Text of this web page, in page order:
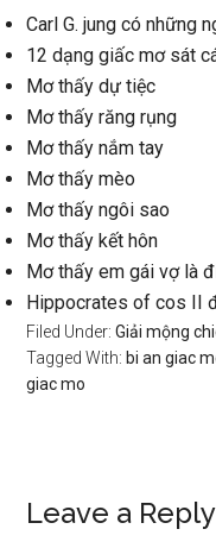
Carl G. jung có những
12 dạng giấc mơ sát
Mơ thấy dự tiệc
Mơ thấy răng rụng
Mơ thấy nắm tay
Mơ thấy mèo
Mơ thấy ngôi sao
Mơ thấy kết hôn
Mơ thấy em gái vợ là
Hippocrates of cos II
Filed Under:Giải mộng
Tagged With: bi an giac
giac mo
Reader
Leave a Reply